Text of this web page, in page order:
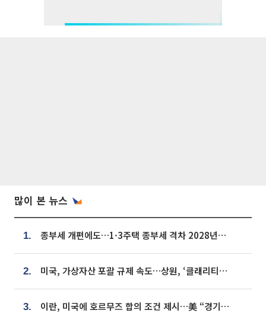
많이 본 뉴스
1. 종부세 개편에도…1·3주택 종부세 격차 2028년부터 확대
2. 미국, 가상자산 포괄 규제 속도…상원, ‘클래리티법’ 9월 절차투표 추진
3. 이란, 미국에 호르무즈 합의 조건 제시…美 “경기 아직 안 끝나” [종합]